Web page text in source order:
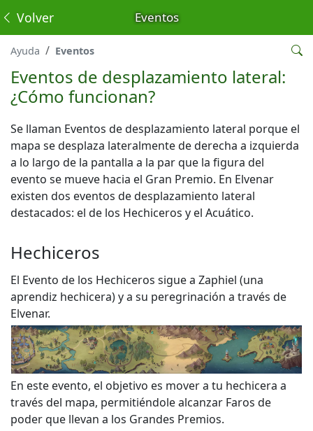
Eventos
Volver
Ayuda Eventos
Eventos de desplazamiento lateral:
¿Cómo funcionan?
Se llaman Eventos de desplazamiento lateral porque el
mapa se desplaza lateralmente de derecha a izquierda
a lo largo de la pantalla a la par que la figura del
evento se mueve hacia el Gran Premio. En Elvenar
existen dos eventos de desplazamiento lateral
destacados: el de los Hechiceros y el Acuático.
Hechiceros
El Evento de los Hechiceros sigue a Zaphiel (una
aprendiz hechicera) y a su peregrinación a través de
Elvenar.
En este evento, el objetivo es mover a tu hechicera a
través del mapa, permitiéndole alcanzar Faros de
poder que llevan a los Grandes Premios.